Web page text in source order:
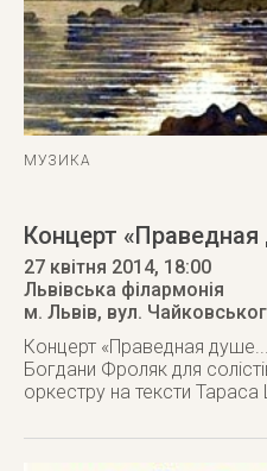
МУЗИКА
Концерт «Праведная
27 квітня 2014, 18:00
Львівська філармонія
м. Львів, вул.
Концерт «Праведная
Богдани Фроляк для
оркестру на тексти